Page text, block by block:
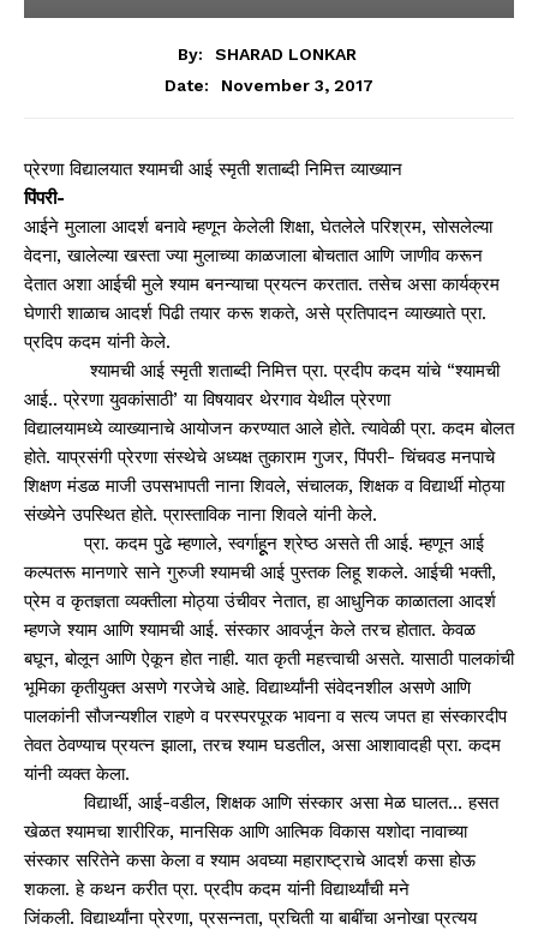
By:
SHARAD LONKAR
Date:
November 3, 2017
प्रेरणा विद्यालयात श्यामची आई स्मृती शताब्दी निमित्त व्याख्यान
पिंपरी-
आईने मुलाला आदर्श बनावे म्हणून केलेली शिक्षा, घेतलेले परिश्रम, सोसलेल्या
वेदना, खालेल्या खस्ता ज्या मुलाच्या काळजाला बोचतात आणि जाणीव करून
देतात अशा आईची मुले श्याम बनन्याचा प्रयत्न करतात. तसेच असा कार्यक्रम
घेणारी शाळाच आदर्श पिढी तयार करू शकते, असे प्रतिपादन व्याख्याते प्रा.
प्रदिप कदम यांनी केले.
श्यामची आई स्मृती शताब्दी निमित्त प्रा. प्रदीप कदम यांचे “श्यामची
आई.. प्रेरणा युवकांसाठी’ या विषयावर थेरगाव येथील प्रेरणा
विद्यालयामध्ये व्याख्यानाचे आयोजन करण्यात आले होते. त्यावेळी प्रा. कदम बोलत
होते. याप्रसंगी प्रेरणा संस्थेचे अध्यक्ष तुकाराम गुजर, पिंपरी- चिंचवड मनपाचे
शिक्षण मंडळ माजी उपसभापती नाना शिवले, संचालक, शिक्षक व विद्यार्थी मोठ्या
संख्येने उपस्थित होते. प्रास्ताविक नाना शिवले यांनी केले.
प्रा. कदम पुढे म्हणाले, स्वर्गाहूून श्रेष्ठ असते ती आई. म्हणून आई
कल्पतरू मानणारे साने गुरुजी श्यामची आई पुस्तक लिहू शकले. आईची भक्ती,
प्रेम व कृतज्ञता व्यक्तीला मोठ्या उंचीवर नेतात, हा आधुनिक काळातला आदर्श
म्हणजे श्याम आणि श्यामची आई. संस्कार आवर्जून केले तरच होतात. केवळ
बघून, बोलून आणि ऐकून होत नाही. यात कृती महत्त्वाची असते. यासाठी पालकांची
भूमिका कृतीयुक्त असणे गरजेचे आहे. विद्यार्थ्यांनी संवेदनशील असणे आणि
पालकांनी सौजन्यशील राहणे व परस्परपूरक भावना व सत्य जपत हा संस्कारदीप
तेवत ठेवण्याच प्रयत्न झाला, तरच श्याम घडतील, असा आशावादही प्रा. कदम
यांनी व्यक्त केला.
विद्यार्थी, आई-वडील, शिक्षक आणि संस्कार असा मेळ घालत… हसत
खेळत श्यामचा शारीरिक, मानसिक आणि आत्मिक विकास यशोदा नावाच्या
संस्कार सरितेने कसा केला व श्याम अवघ्या महाराष्ट्राचे आदर्श कसा होऊ
शकला. हे कथन करीत प्रा. प्रदीप कदम यांनी विद्यार्थ्यांची मने
जिंकली. विद्यार्थ्यांना प्रेरणा, प्रसन्नता, प्रचिती या बाबींचा अनोखा प्रत्यय